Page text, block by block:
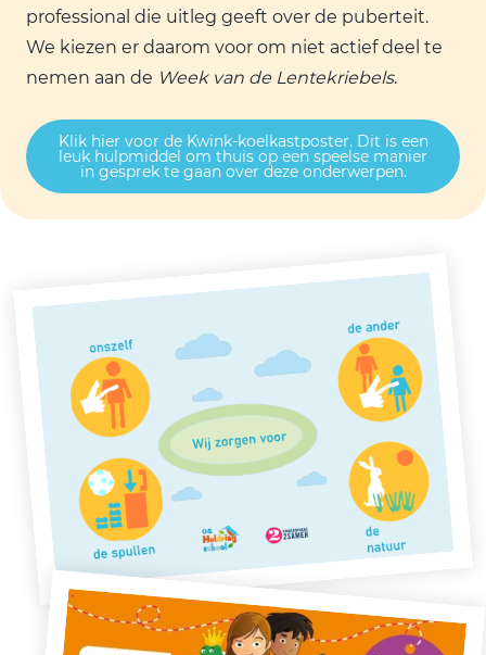
professional die uitleg geeft over de puberteit.
We kiezen er daarom voor om niet actief deel te
nemen aan de Week van de Lentekriebels.
Klik hier voor de Kwink-koelkastposter. Dit is een
leuk hulpmiddel om thuis op een speelse manier
in gesprek te gaan over deze onderwerpen.